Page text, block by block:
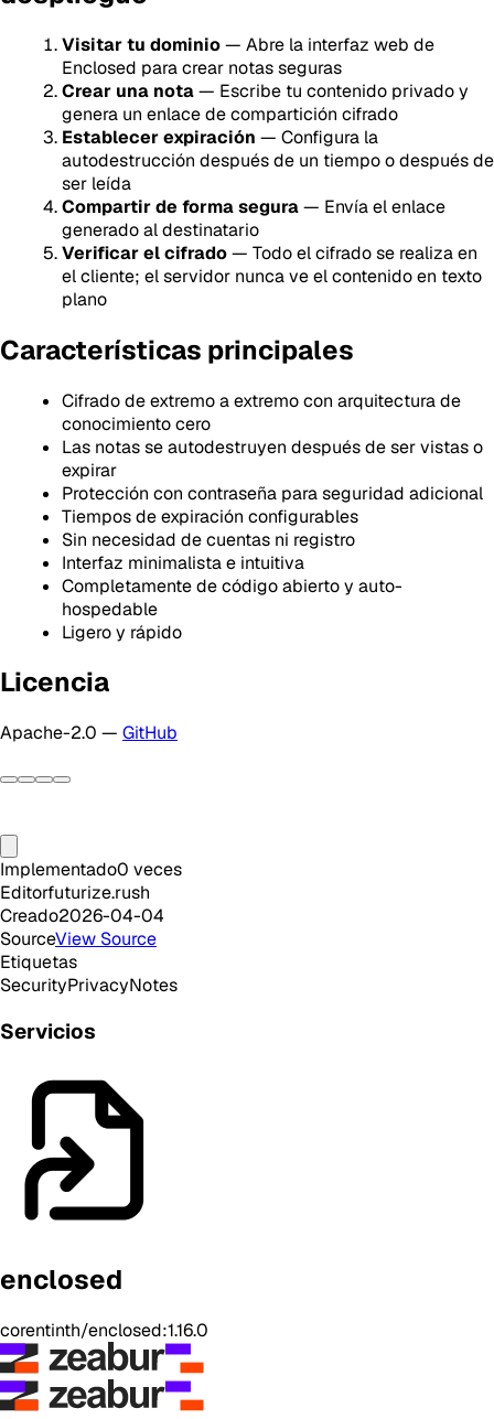
Visitar tu dominio— Abre la interfaz web de
Enclosed para crear notas seguras
Crear una nota— Escribe tu contenido privado y
genera un enlace de compartición cifrado
Establecer expiración — Configura la
autodestrucción después de un tiempo o después de
ser leída
Compartir de forma segura— Envía el enlace
generado al destinatario
Verificar el cifrado— Todo el cifrado se realiza en
el cliente; el servidor nunca ve el contenido en texto
plano
Características principales
Cifrado de extremo a extremo con arquitectura de
conocimiento cero
Las notas se autodestruyen después de ser vistas o
expirar
Protección con contraseña para seguridad adicional
Tiempos de expiración configurables
Sin necesidad de cuentas ni registro
Interfaz minimalista e intuitiva
Completamente de código abierto y auto-
hospedable
Ligero y rápido
Licencia
Apache-2.0 — GitHub
Implementado0 veces
Editorfuturize.rush
Creado2026-04-04
SourceView Source
Etiquetas
SecurityPrivacyNotes
Servicios
enclosed
corentinth/enclosed:1.16.0